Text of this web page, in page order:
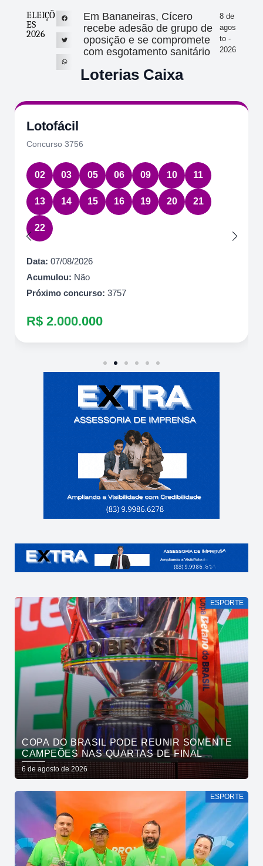
ELEIÇÕ
ES
2026
Em Bananeiras, Cícero
recebe adesão de grupo de
oposição e se compromete
com esgotamento sanitário
8 de
agos
to -
2026
Loterias Caixa
Lotofácil
Concurso 3756
02 03 05 06 09 10 11
13 14 15 16 19 20 21
22
Data: 07/08/2026
Acumulou: Não
Próximo concurso: 3757
R$ 2.000.000
ESPORTE
COPA DO BRASIL PODE REUNIR SOMENTE
CAMPEÕES NAS QUARTAS DE FINAL
6 de agosto de 2026
ESPORTE